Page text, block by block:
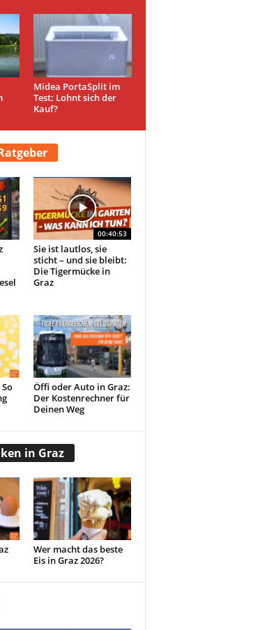
Midea PortaSplit im
Test: Lohnt sich der
Kauf?
00:40:53
Sie ist lautlos, sie
sticht – und sie bleibt:
Die Tigermücke in
Graz
Öffi oder Auto in Graz:
Der Kostenrechner für
Deinen Weg
in Graz
Wer macht das beste
Eis in Graz 2026?